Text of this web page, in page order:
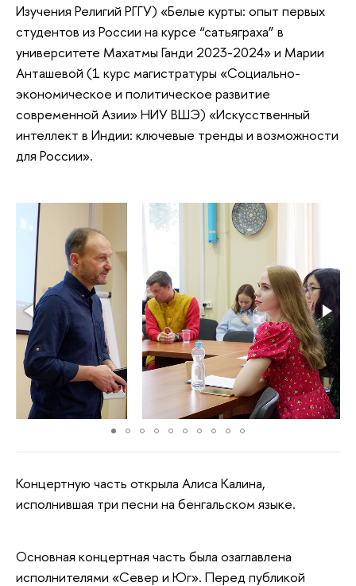
Изучения Религий РГГУ) «Белые курты: опыт первых
студентов из России на курсе “сатьяграха” в
университете Махатмы Ганди 2023-2024» и Марии
Анташевой (1 курс магистратуры «Социально-
экономическое и политическое развитие
современной Азии» НИУ ВШЭ) «Искусственный
интеллект в Индии: ключевые тренды и возможности
для России».
Концертную часть открыла Алиса Калина,
исполнившая три песни на бенгальском языке.
Основная концертная часть была озаглавлена
исполнителями «Север и Юг». Перед публикой